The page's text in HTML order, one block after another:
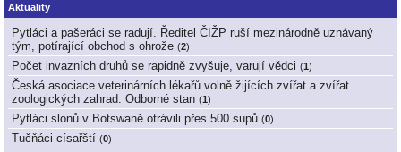
Aktuality
Pytláci a pašeráci se radují. Ředitel ČIŽP ruší mezinárodně uznávaný
tým, potírající obchod s ohrože (2)
Počet invazních druhů se rapidně zvyšuje, varují vědci (1 )
Česká asociace veterinárních lékařů volně žijících zvířat a zvířat
zoologických zahrad: Odborné stan (1 )
Pytláci slonů v Botswaně otrávili přes 500 supů (0)
Tučňáci císařští (0)